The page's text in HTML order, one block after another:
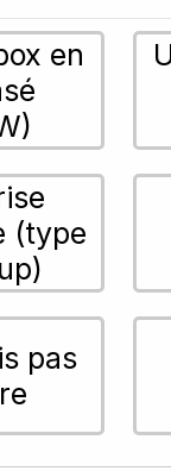
en
(type
pas